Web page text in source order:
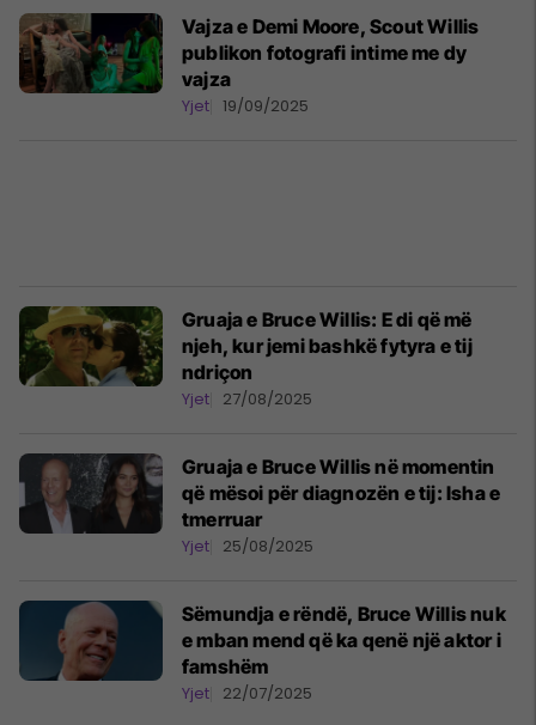
Vajza e Demi Moore, Scout Willis
publikon fotografi intime me dy
vajza
Yjet 19/09/2025
Gruaja e Bruce Willis: E di që më
njeh, kur jemi bashkë fytyra e tij
ndriçon
Yjet 27/08/2025
Gruaja e Bruce Willis në momentin
që mësoi për diagnozën e tij: Isha e
tmerruar
Yjet 25/08/2025
Sëmundja e rëndë, Bruce Willis nuk
e mban mend që ka qenë një aktor i
famshëm
Yjet 22/07/2025